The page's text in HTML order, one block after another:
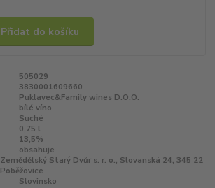
Přidat do košíku
505029
3830001609660
Puklavec&Family wines D.O.O.
bílé víno
Suché
0,75 l
13,5%
obsahuje
Zemědělský Starý Dvůr s. r. o., Slovanská 24, 345 22
Poběžovice
Slovinsko